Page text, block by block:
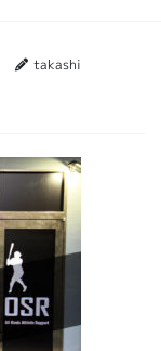
takashi